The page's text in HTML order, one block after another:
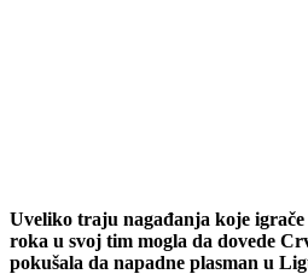
Uveliko traju nagađanja koje
roka u svoj tim mogla da dovede
pokušala da napadne plasman u